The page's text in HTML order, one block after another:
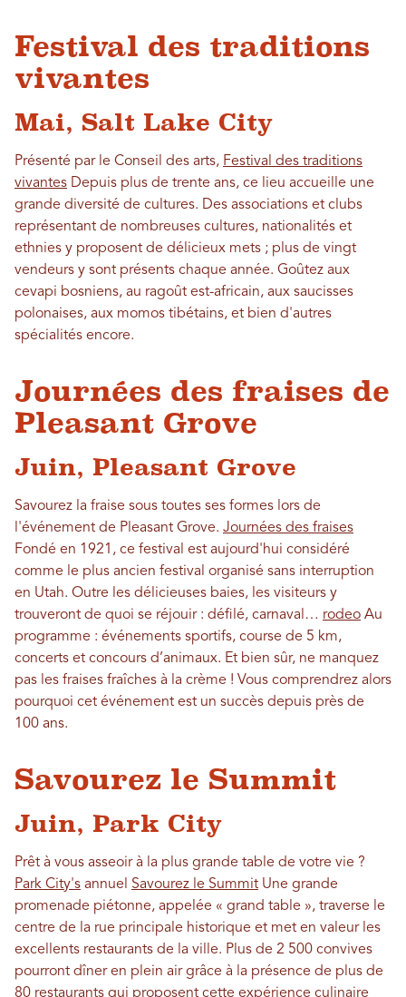
Festival des traditions
vivantes
Mai, Salt Lake City
Présenté par le Conseil des arts, Festival des traditions
vivantes Depuis plus de trente ans, ce lieu accueille une
grande diversité de cultures. Des associations et clubs
représentant de nombreuses cultures, nationalités et
ethnies y proposent de délicieux mets ; plus de vingt
vendeurs y sont présents chaque année. Goûtez aux
cevapi bosniens, au ragoût est-africain, aux saucisses
polonaises, aux momos tibétains, et bien d'autres
spécialités encore.
Journées des fraises de
Pleasant Grove
Juin, Pleasant Grove
Savourez la fraise sous toutes ses formes lors de
l'événement de Pleasant Grove. Journées des fraises
Fondé en 1921, ce festival est aujourd'hui considéré
comme le plus ancien festival organisé sans interruption
en Utah. Outre les délicieuses baies, les visiteurs y
trouveront de quoi se réjouir : défilé, carnaval… rodeo Au
programme : événements sportifs, course de 5 km,
concerts et concours d’animaux. Et bien sûr, ne manquez
pas les fraises fraîches à la crème ! Vous comprendrez alors
pourquoi cet événement est un succès depuis près de
100 ans.
Savourez le Summit
Juin, Park City
Prêt à vous asseoir à la plus grande table de votre vie ?
Park City's annuel Savourez le Summit Une grande
promenade piétonne, appelée « grand table », traverse le
centre de la rue principale historique et met en valeur les
excellents restaurants de la ville. Plus de 2 500 convives
pourront dîner en plein air grâce à la présence de plus de
80 restaurants qui proposent cette expérience culinaire